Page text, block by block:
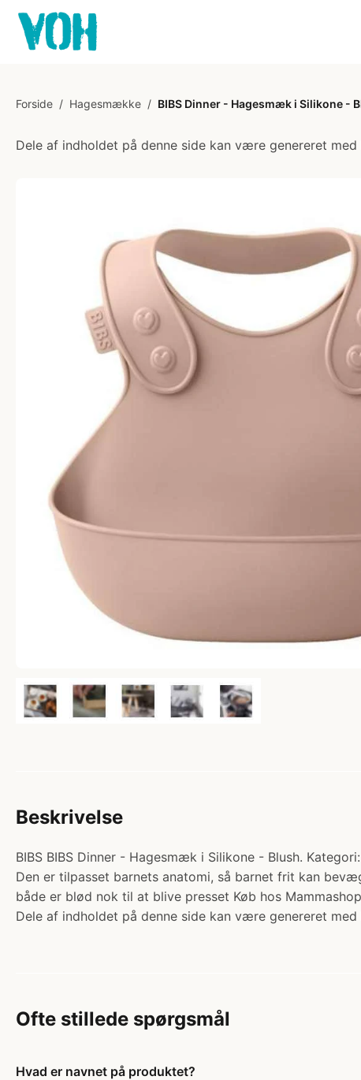
Forside / Hagesmække / BIBS Dinner - Hagesmæk i Silikone -
Dele af indholdet på denne side kan være genereret
Beskrivelse
BIBS BIBS Dinner - Hagesmæk i Silikone - Blush.
Den er tilpasset barnets anatomi, så barnet frit kan
både er blød nok til at blive presset Køb hos
Dele af indholdet på denne side kan være genereret
Ofte stillede spørgsmål
Hvad er navnet på produktet?